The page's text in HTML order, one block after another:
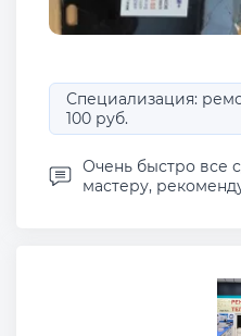
Специализация:
100 руб.
Очень быстро все
мастеру,